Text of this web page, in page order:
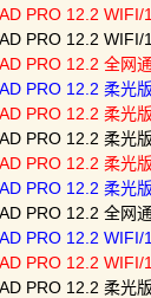
PRO 12.2
PRO 12.2
PRO 12.2 全
PRO 12.2 柔
PRO 12.2 柔
PRO 12.2 柔
PRO 12.2 柔
PRO 12.2 柔
PRO 12.2 全
PRO 12.2
PRO 12.2
PRO 12.2 柔